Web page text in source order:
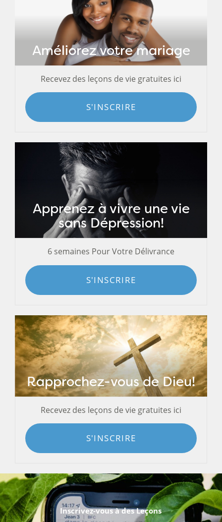
Améliorez votre mariage
Recevez des leçons de vie gratuites ici
S'INSCRIRE
Apprenez à vivre une vie
sans Dépression!
6 semaines Pour Votre Délivrance
S'INSCRIRE
Rapprochez-vous de Dieu!
Recevez des leçons de vie gratuites ici
S'INSCRIRE
Inscrivez-vous à des Leçons